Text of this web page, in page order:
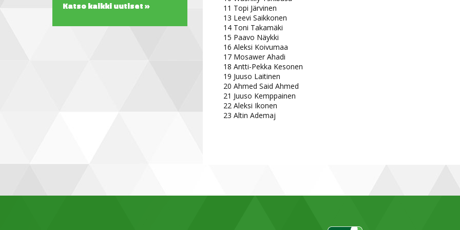
11 Topi Järvinen
13 Leevi Saikkonen
14 Toni Takamäki
15 Paavo Näykki
16 Aleksi Koivumaa
17 Mosawer Ahadi
18 Antti-Pekka Kesonen
19 Juuso Laitinen
20 Ahmed Said Ahmed
21 Juuso Kemppainen
22 Aleksi Ikonen
23 Altin Ademaj
Katso kaikki uutiset »